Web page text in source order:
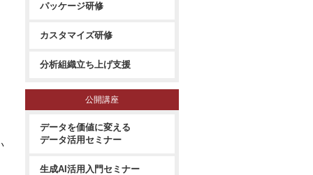
パッケージ研修
カスタマイズ研修
分析組織立ち上げ支援
公開講座
データを価値に変える
データ活用セミナー
生成AI活用入門セミナー